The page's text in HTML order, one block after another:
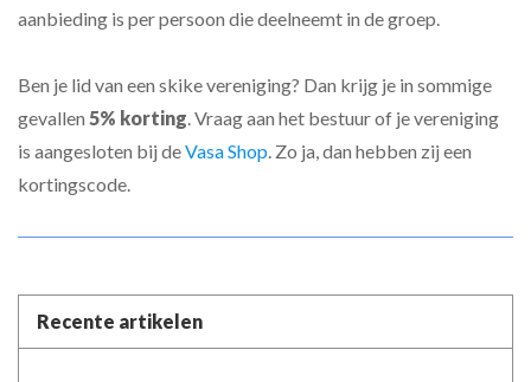
aanbieding is per persoon die deelneemt in de groep.
Ben je lid van een skike vereniging? Dan krijg je in sommige
gevallen 5% korting. Vraag aan het bestuur of je vereniging
is aangesloten bij deVasa Shop. Zo ja, dan hebben zij een
kortingscode.
Recente artikelen